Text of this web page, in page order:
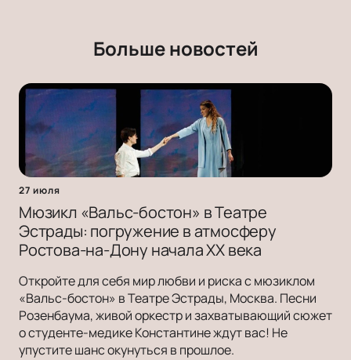
Больше новостей
27 июля
Мюзикл «Вальс-бостон» в Театре
Эстрады: погружение в атмосферу
Ростова-на-Дону начала ХХ века
Откройте для себя мир любви и риска с мюзиклом
«Вальс-бостон» в Театре Эстрады, Москва. Песни
Розенбаума, живой оркестр и захватывающий сюжет
о студенте-медике Константине ждут вас! Не
упустите шанс окунуться в прошлое.